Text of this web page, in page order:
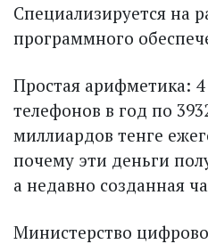
Специализируется на
программного
Простая арифметика:
телефонов в год по
миллиардов тенге
почему эти деньги
а недавно созданная
Министерство